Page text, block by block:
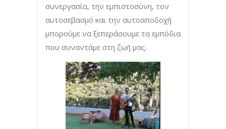
συνεργασία, την εμπιστοσύνη, τον
αυτοσεβασμό και την αυτοαποδοχή
μπορούμε να ξεπεράσουμε τα εμπόδια
που συναντάμε στη ζωή μας.